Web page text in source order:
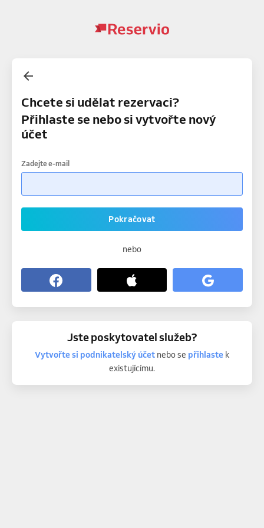
Chcete si udělat rezervaci?
Přihlaste se nebo si vytvořte nový
účet
Zadejte e-mail
Pokračovat
nebo
Jste poskytovatel služeb?
Vytvořte si podnikatelský účetnebo se přihlastek
existujícímu.